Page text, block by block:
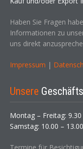
Haben Sie Fragen
Informationen zu
uns direkt
Impressum |
Unsere
Montag – Freitag:
Samstag: 10.00 –